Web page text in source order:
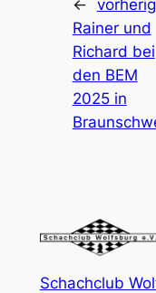
←
Rainer und
Richard bei
den BEM
2025 in
Schachclub